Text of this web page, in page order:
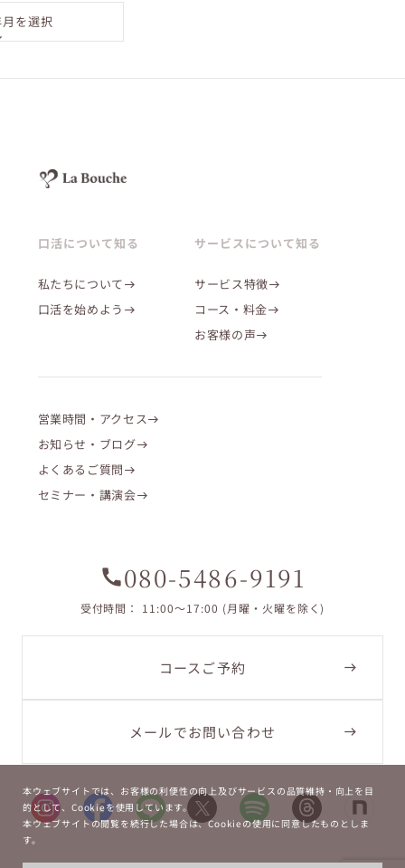
ぐきが変わる【宮田式歯磨き】で、 下がり・隙間・
リエ...
を選択
口活について知る
私たちについて
口活を始めよう
サービスについて知る
サービス特徴
コース・料金
お客様の声
営業時間・アクセス
お知らせ・ブログ
よくあるご質問
セミナー・講演会
コースご予約
メールでお問い合わせ
call080-5486-9191
受付時間： 11:00〜17:00 (月曜・火曜を除く)
本ウェブサイトでは、お客様の利便性の向上及びサービスの品質維持・向上を目
的として、Cookieを使用しています。
本ウェブサイトの閲覧を続行した場合は、Cookieの使用に同意したものとしま
す。